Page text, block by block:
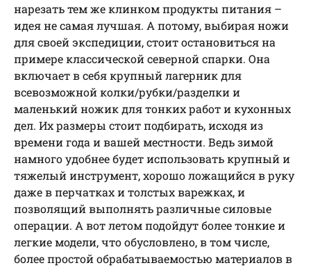
нарезать тем же клинком продукты питания –
идея не самая лучшая. А потому, выбирая ножи
для своей экспедиции, стоит остановиться на
примере классической северной спарки. Она
включает в себя крупный лагерник для
всевозможной колки/рубки/разделки и
маленький ножик для тонких работ и кухонных
дел. Их размеры стоит подбирать, исходя из
времени года и вашей местности. Ведь зимой
намного удобнее будет использовать крупный и
тяжелый инструмент, хорошо ложащийся в руку
даже в перчатках и толстых варежках, и
позволящий выполнять различные силовые
операции. А вот летом подойдут более тонкие и
легкие модели, что обусловлено, в том числе,
более простой обрабатываемостью материалов в